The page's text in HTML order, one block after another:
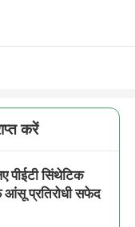
करें
पीईटी सिंथेटिक
प्रतिरोधी सफेद